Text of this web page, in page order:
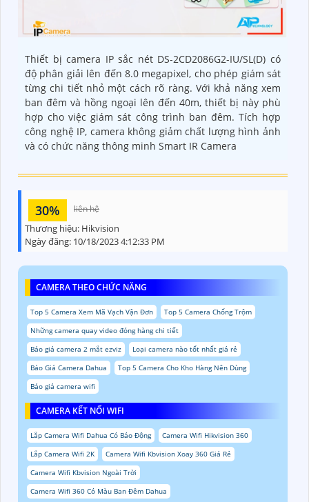
Thiết bị camera IP sắc nét DS-2CD2086G2-IU/SL(D) có
độ phân giải lên đến 8.0 megapixel, cho phép giám sát
từng chi tiết nhỏ một cách rõ ràng. Với khả năng xem
ban đêm và hồng ngoại lên đến 40m, thiết bị này phù
hợp cho việc giám sát công trình ban đêm. Tích hợp
công nghệ IP, camera không giảm chất lượng hình ảnh
và có chức năng thông minh Smart IR Camera
30% liên hệ
Thương hiệu: Hikvision
Ngày đăng: 10/18/2023 4:12:33 PM
CAMERA THEO CHỨC NĂNG
Top 5 Camera Xem Mã Vạch Vận Đơn
Top 5 Camera Chống Trộm
Những camera quay video đóng hàng chi tiết
Báo giá camera 2 mắt ezviz
Loại camera nào tốt nhất giá rẻ
Báo Giá Camera Dahua
Top 5 Camera Cho Kho Hàng Nên Dùng
Báo giá camera wifi
CAMERA KẾT NỐI WIFI
Lắp Camera Wifi Dahua Có Báo Động
Camera Wifi Hikvision 360
Lắp Camera Wifi 2K
Camera Wifi Kbvision Xoay 360 Giá Rẻ
Camera Wifi Kbvision Ngoài Trời
Camera Wifi 360 Có Màu Ban Đêm Dahua